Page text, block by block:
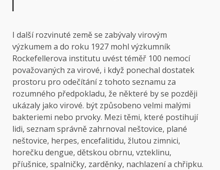
I další rozvinuté země se zabývaly virovým
výzkumem a do roku 1927 mohl výzkumník
Rockefellerova institutu uvést téměř 100 nemocí
považovaných za virové, i když ponechal dostatek
prostoru pro odečítání z tohoto seznamu za
rozumného předpokladu, že některé by se později
ukázaly jako virové. být způsobeno velmi malými
bakteriemi nebo prvoky. Mezi těmi, které postihují
lidi, seznam správně zahrnoval neštovice, plané
neštovice, herpes, encefalitidu, žlutou zimnici,
horečku dengue, dětskou obrnu, vzteklinu,
příušnice, spalničky, zarděnky, nachlazení a chřipku.